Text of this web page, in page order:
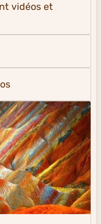
vidéos et